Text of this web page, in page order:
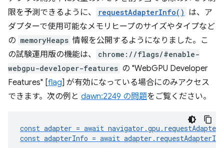
限を予測できるように、
requestAdapterInfo() は、ア
ダプターで使用可能なメモリヒープのサイズやタイプなど
の memoryHeaps 情報を公開するようになりました。こ
の試験運用版の機能は、
chrome://flags/#enable-
webgpu-developer-features の "WebGPU Developer
Features" [flag] が有効になっている場合にのみアクセス
できます。次の例と dawn:2249 の問題をご覧ください。
const adapter = await navigator .gpu . requestAdapter
const adapterInfo = await adapter .